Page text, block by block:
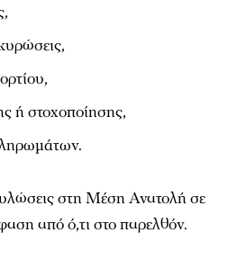
ή στοχοποίησης,
στη Μέση Ανατολή σε
από ό,τι στο παρελθόν.